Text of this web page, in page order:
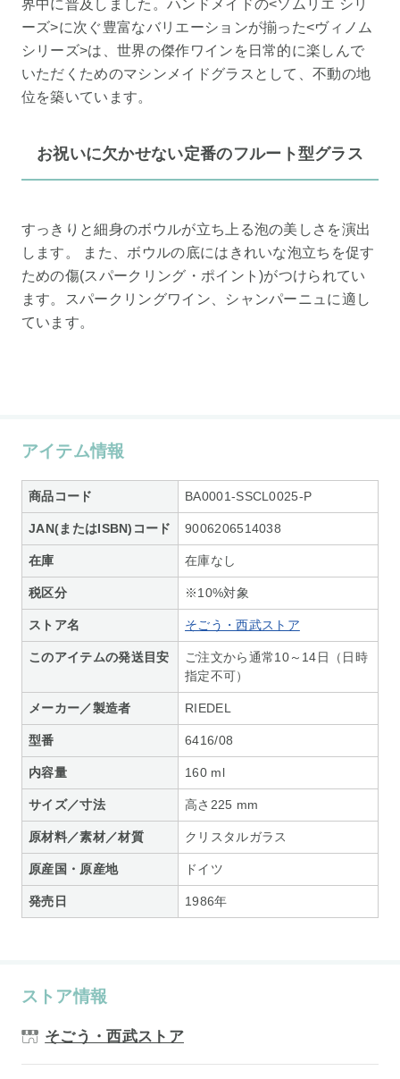
界中に普及しました。ハンドメイドの<ソムリエ シリ
ーズ>に次ぐ豊富なバリエーションが揃った<ヴィノム
シリーズ>は、世界の傑作ワインを日常的に楽しんで
いただくためのマシンメイドグラスとして、不動の地
位を築いています。
お祝いに欠かせない定番のフルート型グラス
すっきりと細身のボウルが立ち上る泡の美しさを演出
します。 また、ボウルの底にはきれいな泡立ちを促す
ための傷(スパークリング・ポイント)がつけられてい
ます。スパークリングワイン、シャンパーニュに適し
ています。
アイテム情報
商品コード BA0001-SSCL0025-P
JAN(またはISBN)コード 9006206514038
在庫 在庫なし
税区分 ※10%対象
ストア名 そごう・西武ストア
このアイテムの発送目安
ご注文から通常10～14日（日時
指定不可）
メーカー／製造者 RIEDEL
型番 6416/08
内容量 160 ml
サイズ／寸法 高さ225 mm
原材料／素材／材質 クリスタルガラス
原産国・原産地 ドイツ
発売日 1986年
ストア情報
そごう・西武ストア